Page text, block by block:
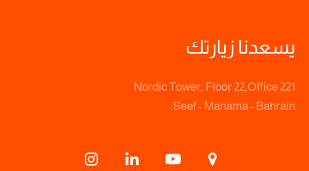
يسعدنا زيارتك
Nordic Tower, Floor 22,Office 221
Seef - Manama - Bahrain